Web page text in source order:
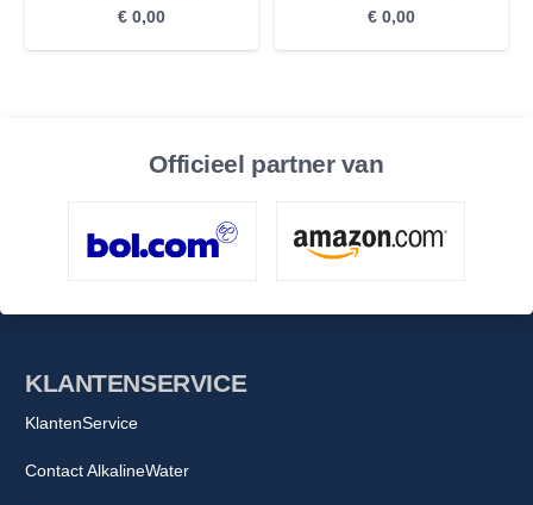
€ 0,00
€ 0,00
Officieel partner van
KLANTENSERVICE
KlantenService
Contact AlkalineWater